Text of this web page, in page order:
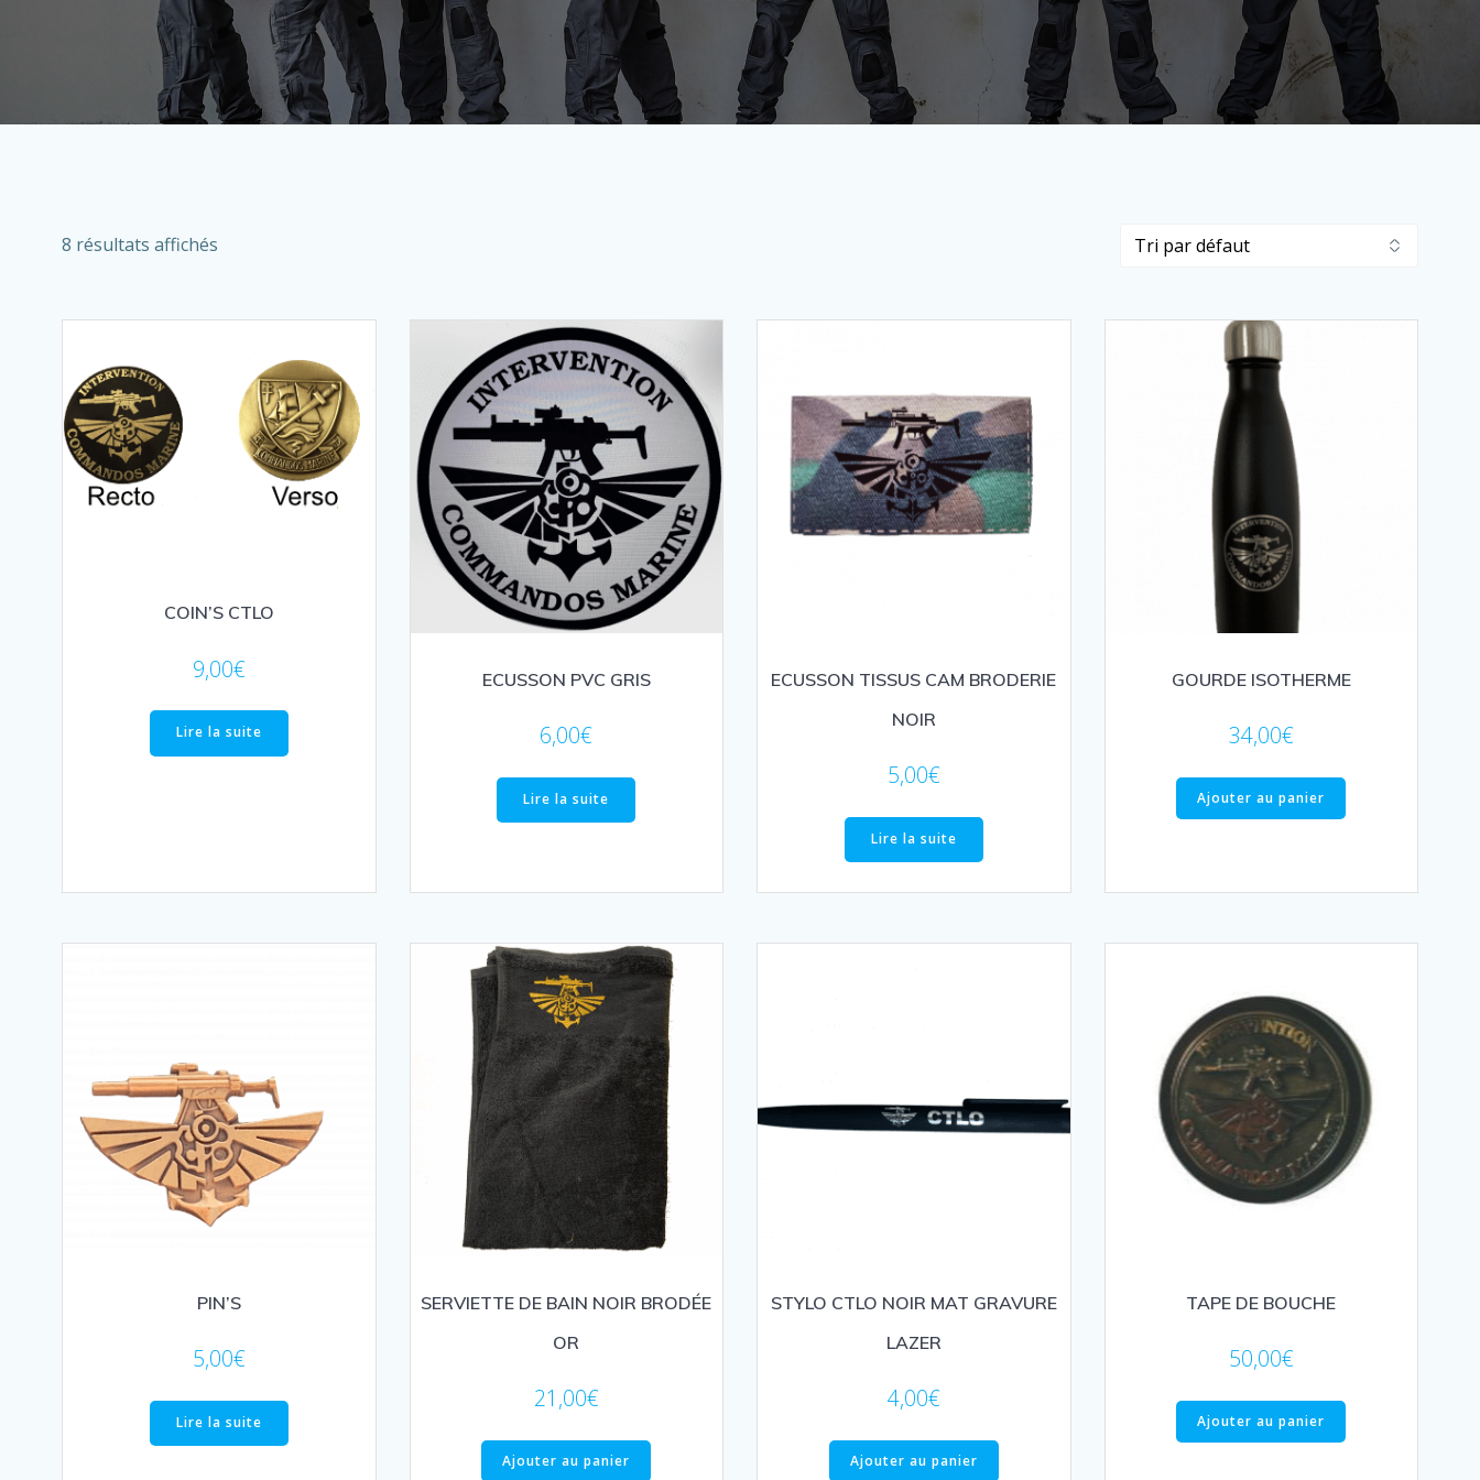
8 résultats affichés
COIN’S CTLO
9,00€
Lire la suite
ECUSSON PVC GRIS
6,00€
Lire la suite
ECUSSON TISSUS CAM BRODERIE
NOIR
5,00€
Lire la suite
GOURDE ISOTHERME
34,00€
Ajouter au panier
PIN’S
5,00€
Lire la suite
SERVIETTE DE BAIN NOIR BRODÉE
OR
21,00€
Ajouter au panier
STYLO CTLO NOIR MAT GRAVURE
LAZER
4,00€
Ajouter au panier
TAPE DE BOUCHE
50,00€
Ajouter au panier